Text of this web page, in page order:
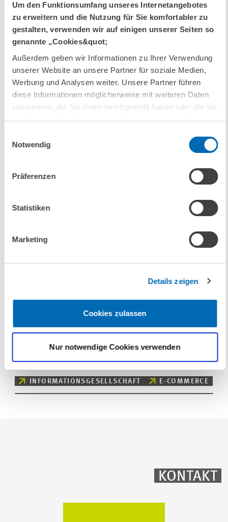
Um den Funktionsumfang unseres Internetangebotes
zu erweitern und die Nutzung für Sie komfortabler zu
gestalten, verwenden wir auf einigen unserer Seiten so
genannte „Cookies&quot;
Außerdem geben wir Informationen zu Ihrer Verwendung
unserer Website an unsere Partner für soziale Medien,
Werbung und Analysen weiter. Unsere Partner führen
diese Informationen möglicherweise mit weiteren Daten
zusammen, die Sie ihnen bereitgestellt haben oder die sie
im Rahmen Ihrer Nutzung der Dienste gesammelt haben.
Notwendig
Präferenzen
Statistiken
Marketing
Details zeigen
Cookies zulassen
Nur notwendige Cookies verwenden
Branchen Software und IT-Dienste, IKT-Fachhandel sowie
Telekommunikationsdienste) und wissensintensiven Dienstleistern
(Unternehmen der Branchen Steuerberatung und Wirtschaftsprüfung,
Unternehmensberatung, Architekturbüros, technische Beratung und
Anmerkung zur Hochrechnung
Um die Repräsentativität der Analysen zu gewährleisten, rechnet das
ZEW die Antworten der Umfrageteilnehmer auf die Anzahl aller
INFORMATIONSGESELLSCHAFT E-COMMERCE
KONTAKT